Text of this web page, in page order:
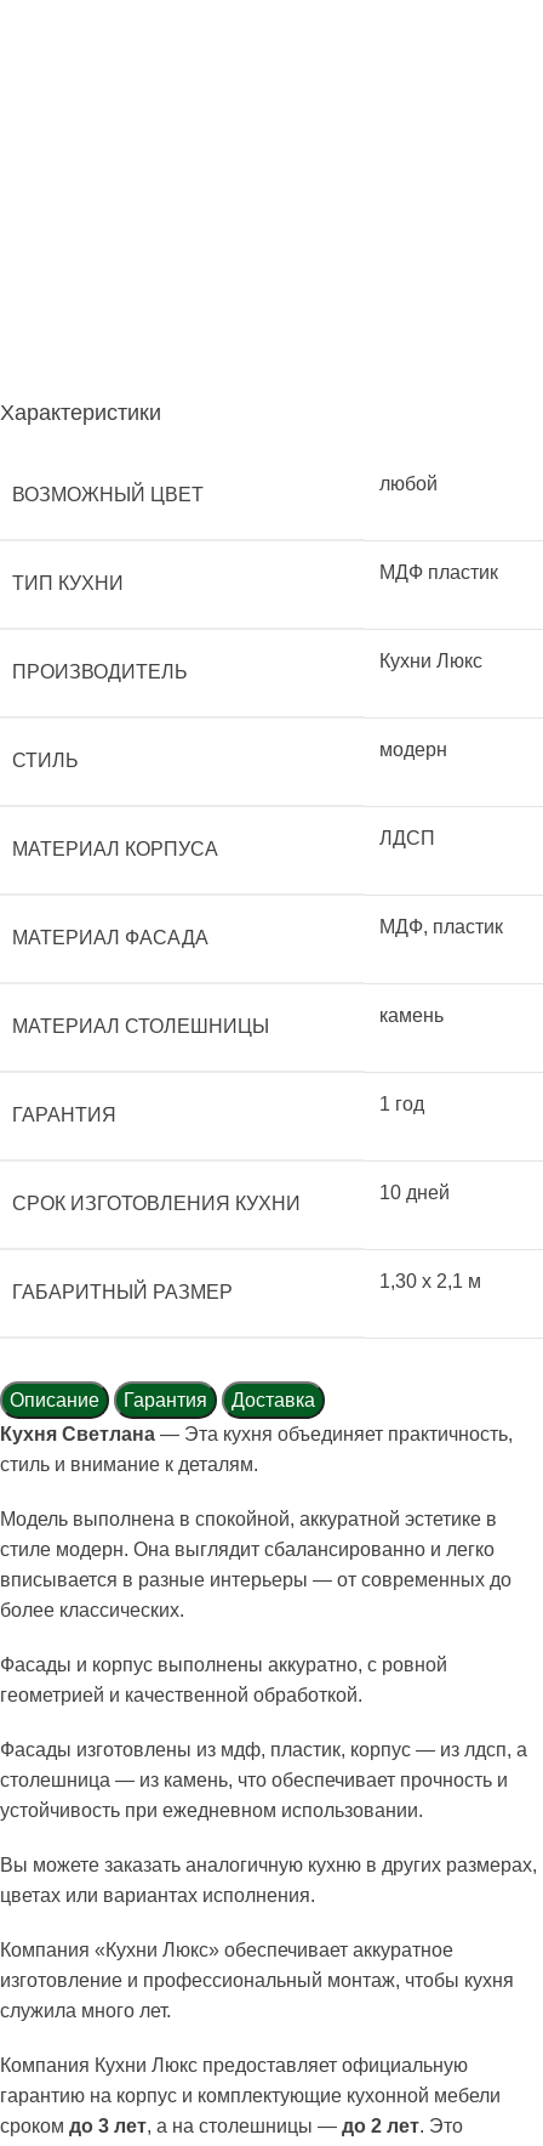
Характеристики
ВОЗМОЖНЫЙ ЦВЕТ
любой
ТИП КУХНИ
МДФ пластик
ПРОИЗВОДИТЕЛЬ
Кухни Люкс
СТИЛЬ
модерн
МАТЕРИАЛ КОРПУСА
ЛДСП
МАТЕРИАЛ ФАСАДА
МДФ, пластик
МАТЕРИАЛ СТОЛЕШНИЦЫ
камень
ГАРАНТИЯ
1 год
СРОК ИЗГОТОВЛЕНИЯ КУХНИ
10 дней
ГАБАРИТНЫЙ РАЗМЕР
1,30 x 2,1 м
Описание Гарантия
Доставка
Кухня Светлана — Эта кухня объединяет практичность,
стиль и внимание к деталям.
Модель выполнена в спокойной, аккуратной эстетике в
стиле модерн. Она выглядит сбалансированно и легко
вписывается в разные интерьеры — от современных до
более классических.
Фасады и корпус выполнены аккуратно, с ровной
геометрией и качественной обработкой.
Фасады изготовлены из мдф, пластик, корпус — из лдсп, а
столешница — из камень, что обеспечивает прочность и
устойчивость при ежедневном использовании.
Вы можете заказать аналогичную кухню в других размерах,
цветах или вариантах исполнения.
Компания «Кухни Люкс» обеспечивает аккуратное
изготовление и профессиональный монтаж, чтобы кухня
служила много лет.
Компания Кухни Люкс предоставляет официальную
гарантию на корпус и комплектующие кухонной мебели
сроком до 3 лет, а на столешницы — до 2 лет. Это